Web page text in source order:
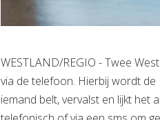
WESTLAND/REGIO - Twee
via de telefoon. Hierbij wordt
iemand belt, vervalst en lijkt het